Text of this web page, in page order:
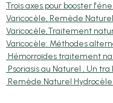
Trois axes pour booster
Varicocèle, Remède
Varicocèle,Traitement
Varicocèle: Méthodes
Hémorroïdes traitement
Psoriasis au Naturel , Un tra
Remède Naturel